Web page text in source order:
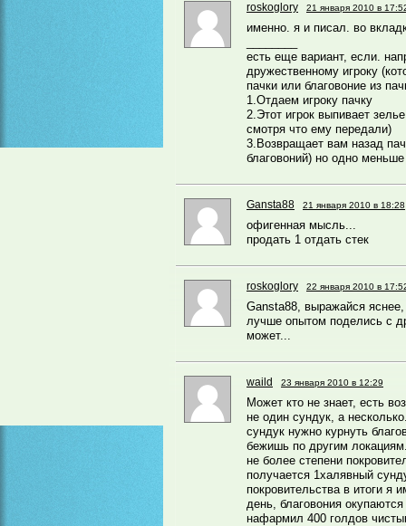
roskoglory 21 января 2010 в
именно. я и писал. во
есть еще вариант, если.
дружественному игроку
пачки или благовоние из
1.Отдаем игроку пачку
2.Этот игрок выпивает
смотря что ему передали)
3.Возвращает вам назад
благовоний) но одно меньше
Gansta88 21 января 2010 в 18:28
офигенная мысль...
продать 1 отдать стек
roskoglory 22 января 2010 в
Gansta88, выражайся яснее,
лучше опытом поделись с
может...
waild 23 января 2010 в 12:29
Может кто не знает, есть
не один сундук, а
сундук нужно курнуть
бежишь по другим
не более степени
получается 1халявный
покровительства в итоги я
день, благовония
нафармил 400 голдов